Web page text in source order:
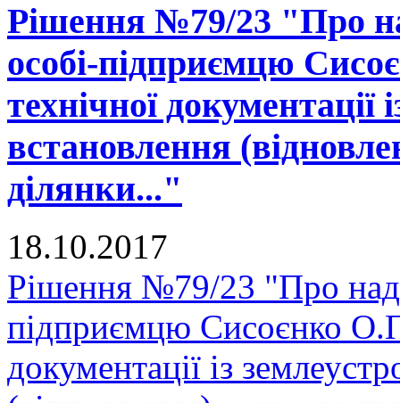
Рішення №79/23 "Про
особі-підприємцю
технічної
встановлення
ділянки..."
18.10.2017
Рішення №79/23 "Про
підприємцю Сисоєнко
документації із